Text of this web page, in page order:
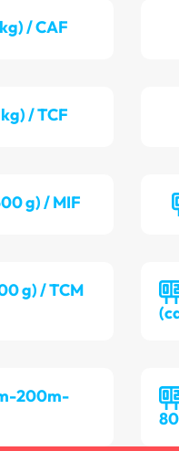
/ CAF
/ TCF
g) / MIF
g) / TCM
200m-